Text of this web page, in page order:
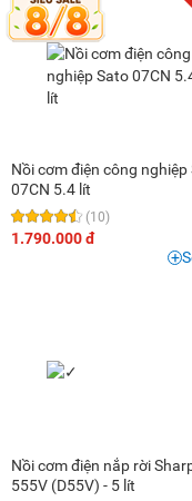
Nồi cơm điện công nghiệp
07CN 5.4 lít
(10)
1.790.000 đ
Nồi cơm điện nắp rời
555V (D55V) - 5 lít